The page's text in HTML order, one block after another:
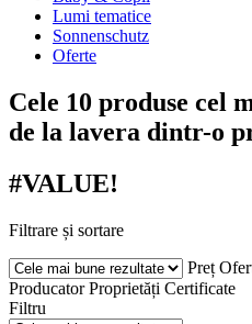
Lumi tematice
Sonnenschutz
Oferte
Cele 10 produse cel
de la lavera dintr-o
#VALUE!
Filtrare și sortare
Preț
Producator Proprietăți Certificate
Filtru